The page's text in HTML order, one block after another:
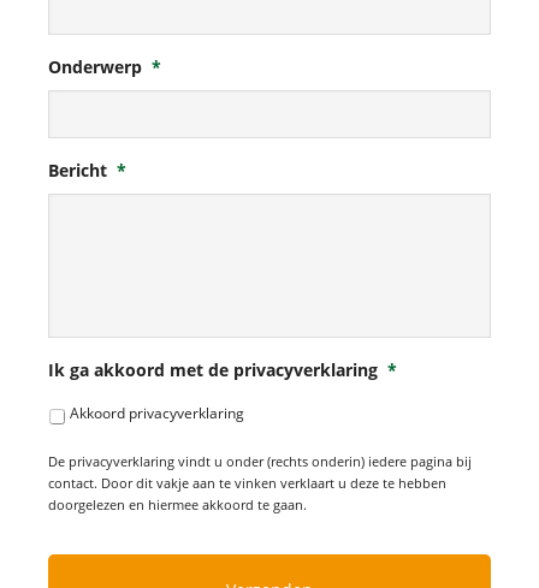
Onderwerp *
Bericht *
Ik ga akkoord met de privacyverklaring *
Akkoord privacyverklaring
De privacyverklaring vindt u onder (rechts onderin) iedere pagina bij
contact. Door dit vakje aan te vinken verklaart u deze te hebben
doorgelezen en hiermee akkoord te gaan.